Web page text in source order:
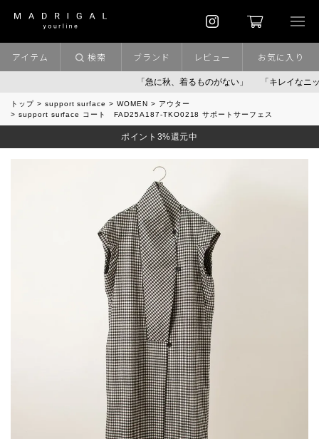
「急に秋、着るものがない」 「キレイなニット」
アイテム 検索 ブランド レビュー お気に入り
トップ support surface WOMEN
アウター
support surface コート FAD25A187-TKO0218 サポートサーフェス
ポイント3%還元中